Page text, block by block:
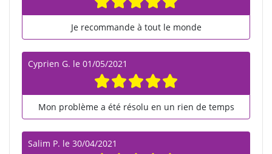
Je recommande à tout le monde
Cyprien G. le 01/05/2021
Mon problème a été résolu en un rien de temps
Salim P. le 30/04/2021